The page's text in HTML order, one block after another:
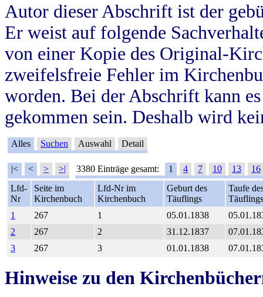
Autor dieser Abschrift ist der
Er weist auf folgende
von einer Kopie des Original-
zweifelsfreie Fehler im
worden. Bei der Abschrift kann
gekommen sein. Deshalb wird
Alles Suchen Auswahl Detail
|< < > >| 3380 Einträge gesamt: 1 4 7 10 13
16
Lfd-
Nr
Seite im
Kirchenbuch
Lfd-Nr im
Kirchenbuch
Geburt des
Täuflings
Taufe
Täuflings
1
267 1 05.01.1838
2
267 2 31.12.1837
3
267 3 01.01.1838
Hinweise zu den